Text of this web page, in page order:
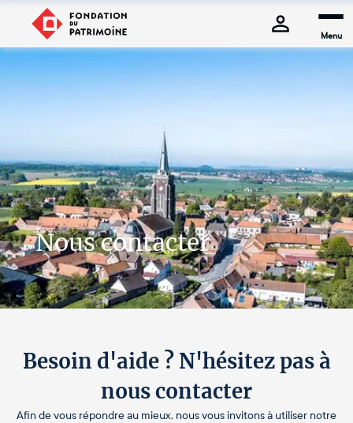
Menu
Nous contacter
Besoin d'aide ? N'hésitez pas à
nous contacter
Afin de vous répondre au mieux, nous vous invitons à utiliser notre